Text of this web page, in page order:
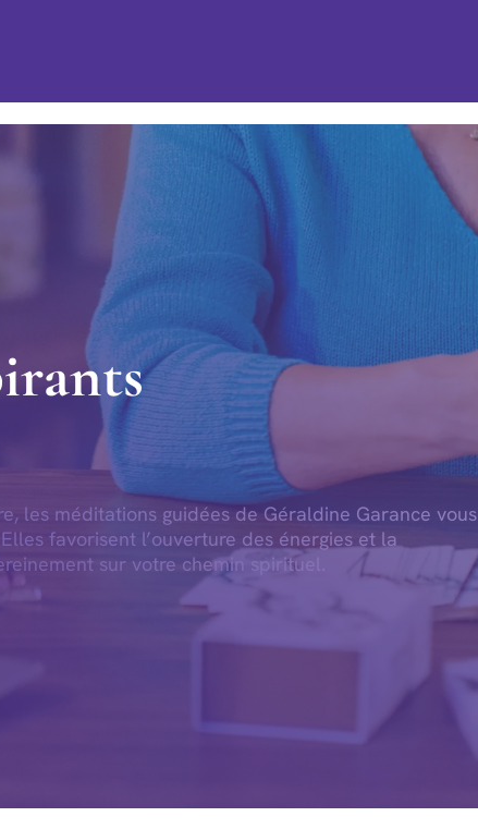
irants
les méditations guidées de Géraldine Garance vous
favorisent l’ouverture des énergies et la
sur votre chemin spirituel.